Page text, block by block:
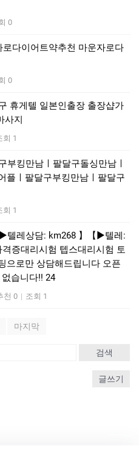
0
다이어트약추천 마운자로다
0
휴게텔 일본인출장 출장샵가
사지
회 1
부킹만남ㅣ팔달구돌싱만남ㅣ
플ㅣ팔달구부킹만남ㅣ팔달구
회 1
텔레상담: km268 】【▶텔레:
증대리시험 텝스대리시험 토
으로만 상담해드립니다 오픈
습니다!! 24
천 0 | 조회 1
마지막
검색
글쓰기